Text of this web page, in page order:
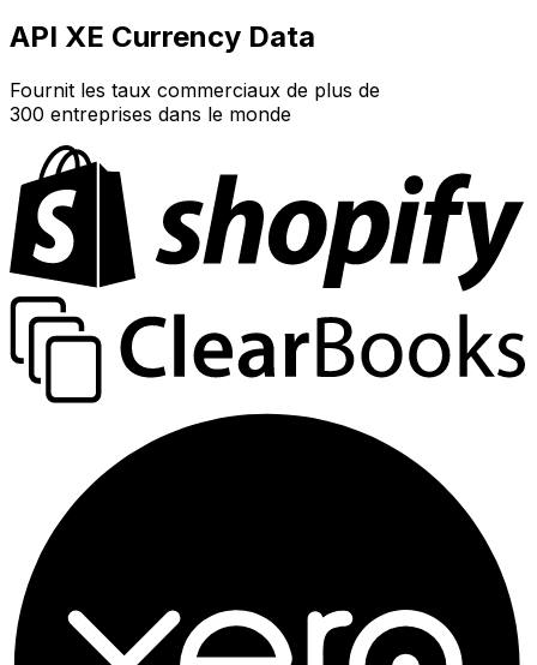
API XE Currency Data
Fournit les taux commerciaux de plus de
300 entreprises dans le monde